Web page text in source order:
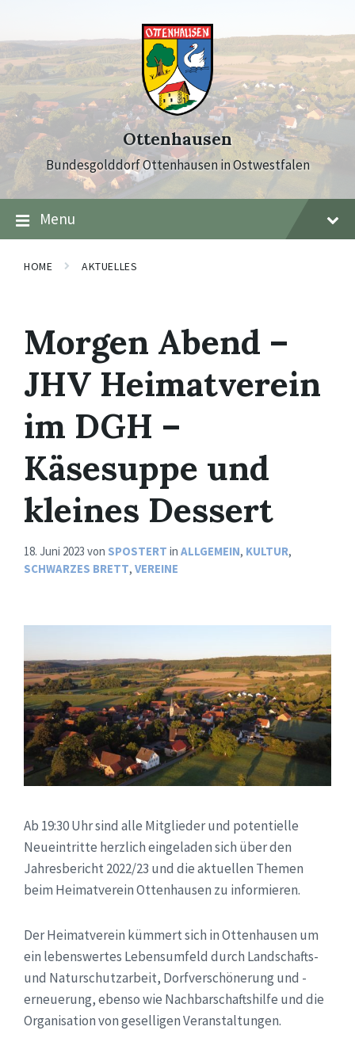
content
main
navigation
footer
Ottenhausen
Bundesgolddorf Ottenhausen in Ostwestfalen
Menu
HOME AKTUELLES
Morgen Abend –
JHV Heimatverein
im DGH –
Käsesuppe und
kleines Dessert
18. Juni 2023 von SPOSTERT in ALLGEMEIN, KULTUR,
SCHWARZES BRETT, VEREINE
Ab 19:30 Uhr sind alle Mitglieder und potentielle
Neueintritte herzlich eingeladen sich über den
Jahresbericht 2022/23 und die aktuellen Themen
beim Heimatverein Ottenhausen zu informieren.
Der Heimatverein kümmert sich in Ottenhausen um
ein lebenswertes Lebensumfeld durch Landschafts-
und Naturschutzarbeit, Dorfverschönerung und -
erneuerung, ebenso wie Nachbarschaftshilfe und die
Organisation von geselligen Veranstaltungen.